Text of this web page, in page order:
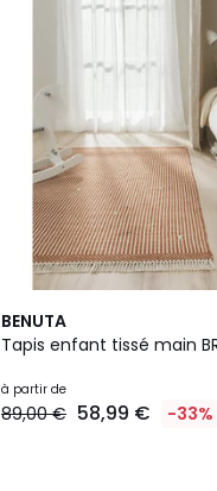
BENUTA
Tapis enfant tissé main
à partir de
89,00 € 58,99 € -33%
3
Couleurs